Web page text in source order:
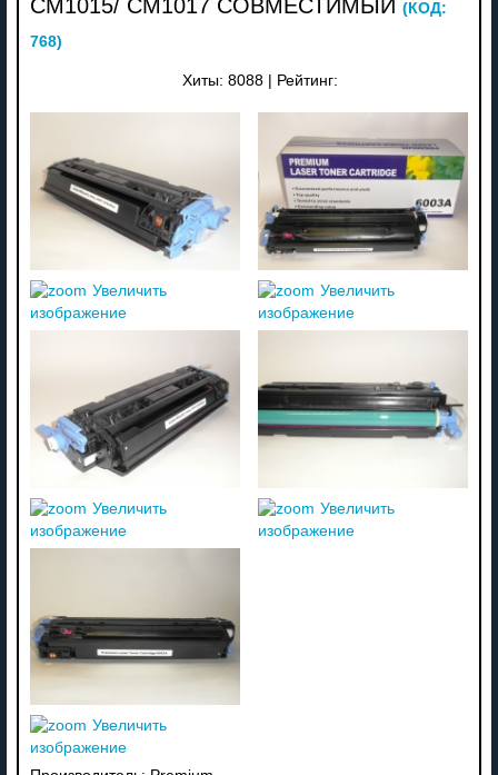
CM1015/ CM1017 СОВМЕСТИМЫЙ (КОД:
768)
Хиты: 8088 Рейтинг:
Увеличить
изображение
Увеличить
изображение
Увеличить
изображение
Увеличить
изображение
Увеличить
изображение